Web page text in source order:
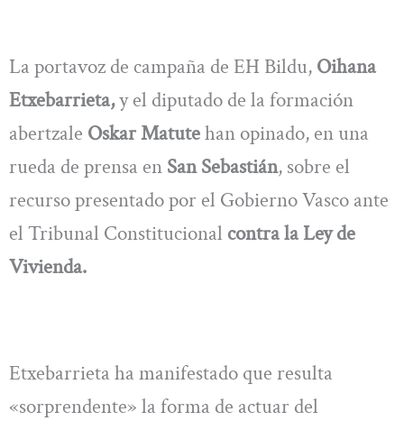
La portavoz de campaña de EH Bildu, Oihana
Etxebarrieta,y el diputado de la formación
abertzale Oskar Matutehan opinado, en una
rueda de prensa en San Sebastián, sobre el
recurso presentado por el Gobierno Vasco ante
el Tribunal Constitucional contra la Ley de
Vivienda.
Etxebarrieta ha manifestado que resulta
«sorprendente» la forma de actuar del